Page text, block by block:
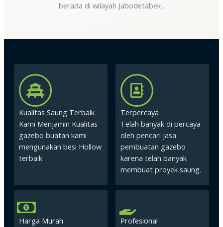
berada di wilayah Jabodetabek .
Kualitas Saung Terbaik
Kami Menjamin Kualitas
gazebo buatan kami
mengunakan besi Hollow
terbaik
Terpercaya
Telah banyak di percaya
oleh pencari jasa
pembuatan gazebo
karena telah banyak
membuat proyek saung.
Harga Murah
Profesional